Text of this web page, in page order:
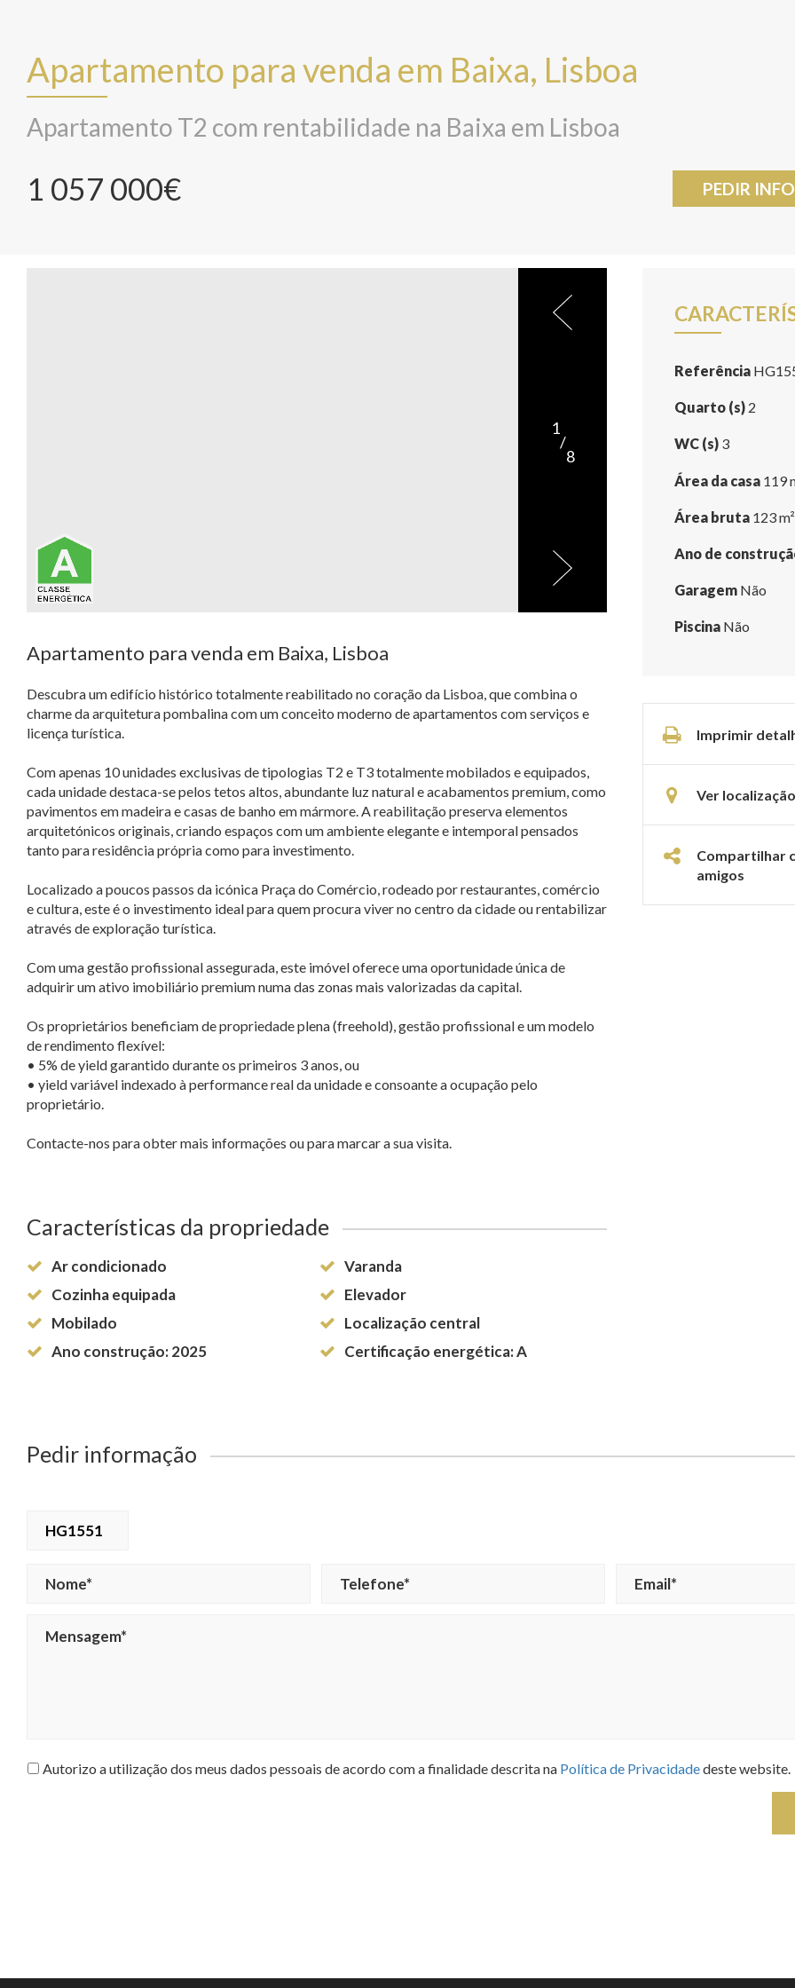
Apartamento para venda em Baixa, Lisboa
Apartamento T2 com rentabilidade na Baixa em Lisboa
1 057 000€ PEDIR
Referência
Quarto (s) 2
WC (s) 3
Área da casa 119
Área bruta 123 m²
Ano de
Garagem Não
Piscina Não
Imprimir
Ver localização
Compartilhar
amigos
1
/
8
Apartamento para venda em Baixa, Lisboa
Descubra um edifício histórico totalmente reabilitado no coração da Lisboa, que combina o
charme da arquitetura pombalina com um conceito moderno de apartamentos com serviços e
licença turística.
Com apenas 10 unidades exclusivas de tipologias T2 e T3 totalmente mobilados e equipados,
cada unidade destaca-se pelos tetos altos, abundante luz natural e acabamentos premium, como
pavimentos em madeira e casas de banho em mármore. A reabilitação preserva elementos
arquitetónicos originais, criando espaços com um ambiente elegante e intemporal pensados
tanto para residência própria como para investimento.
Localizado a poucos passos da icónica Praça do Comércio, rodeado por restaurantes, comércio
e cultura, este é o investimento ideal para quem procura viver no centro da cidade ou rentabilizar
através de exploração turística.
Com uma gestão profissional assegurada, este imóvel oferece uma oportunidade única de
adquirir um ativo imobiliário premium numa das zonas mais valorizadas da capital.
Os proprietários beneficiam de propriedade plena (freehold), gestão profissional e um modelo
de rendimento flexível:
• 5% de yield garantido durante os primeiros 3 anos, ou
• yield variável indexado à performance real da unidade e consoante a ocupação pelo
proprietário.
Contacte-nos para obter mais informações ou para marcar a sua visita.
Características da propriedade
Ar condicionado
Cozinha equipada
Mobilado
Ano construção: 2025
Varanda
Elevador
Localização central
Certificação energética: A
Pedir informação
HG1551
Autorizo a utilização dos meus dados pessoais de acordo com a finalidade descrita na Política de Privacidadedeste website.